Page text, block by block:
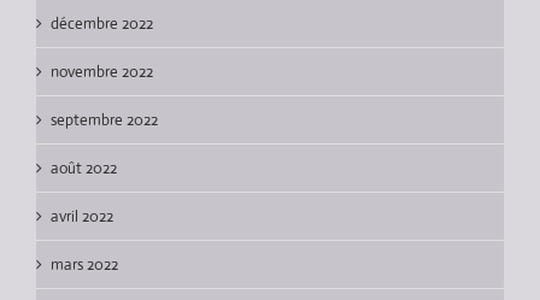
décembre 2022
novembre 2022
septembre 2022
août 2022
avril 2022
mars 2022